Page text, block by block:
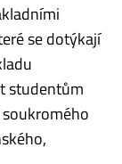
se dotýkají
studentům